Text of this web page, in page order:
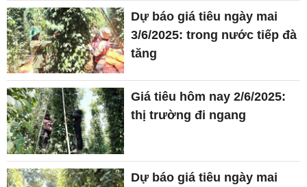
Dự báo giá tiêu ngày mai
3/6/2025: trong nước tiếp đà
tăng
Giá tiêu hôm nay 2/6/2025:
thị trường đi ngang
Dự báo giá tiêu ngày mai